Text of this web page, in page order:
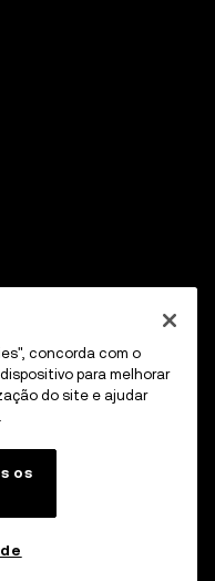
concorda com o
para melhorar
do site e ajudar
os